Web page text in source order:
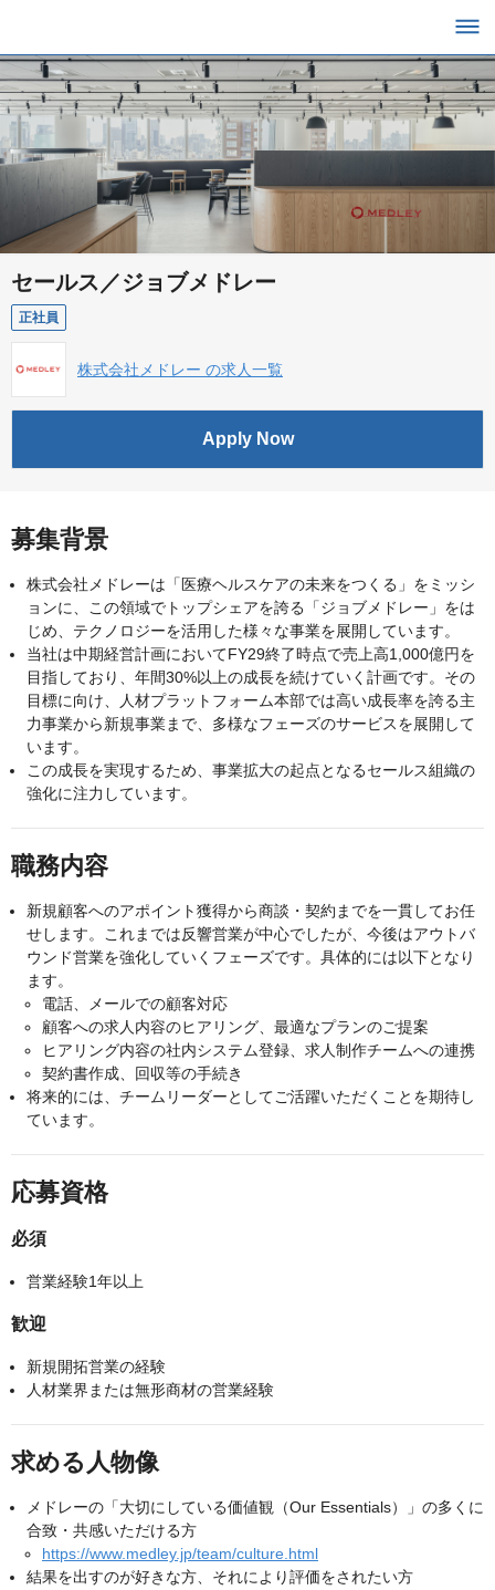
セールス／ジョブメドレー
正社員
株式会社メドレー の求人一覧
Apply Now
募集背景
株式会社メドレーは「医療ヘルスケアの未来をつくる」をミッシ
ョンに、この領域でトップシェアを誇る「ジョブメドレー」をは
じめ、テクノロジーを活用した様々な事業を展開しています。
当社は中期経営計画においてFY29終了時点で売上高1,000億円を
目指しており、年間30%以上の成長を続けていく計画です。その
目標に向け、人材プラットフォーム本部では高い成長率を誇る主
力事業から新規事業まで、多様なフェーズのサービスを展開して
います。
この成長を実現するため、事業拡大の起点となるセールス組織の
強化に注力しています。
職務内容
新規顧客へのアポイント獲得から商談・契約までを一貫してお任
せします。これまでは反響営業が中心でしたが、今後はアウトバ
ウンド営業を強化していくフェーズです。具体的には以下となり
ます。
電話、メールでの顧客対応
顧客への求人内容のヒアリング、最適なプランのご提案
ヒアリング内容の社内システム登録、求人制作チームへの連携
契約書作成、回収等の手続き
将来的には、チームリーダーとしてご活躍いただくことを期待し
ています。
応募資格
必須
営業経験1年以上
歓迎
新規開拓営業の経験
人材業界または無形商材の営業経験
求める人物像
メドレーの「大切にしている価値観（Our Essentials）」の多くに
合致・共感いただける方
https://www.medley.jp/team/culture.html
結果を出すのが好きな方、それにより評価をされたい方